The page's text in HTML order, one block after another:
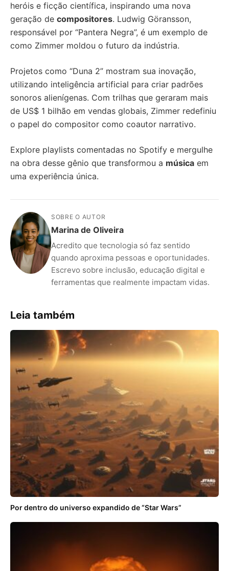
heróis e ficção científica, inspirando uma nova
geração de compositores. Ludwig Göransson,
responsável por “Pantera Negra”, é um exemplo de
como Zimmer moldou o futuro da indústria.
Projetos como “Duna 2” mostram sua inovação,
utilizando inteligência artificial para criar padrões
sonoros alienígenas. Com trilhas que geraram mais
de US$ 1 bilhão em vendas globais, Zimmer redefiniu
o papel do compositor como coautor narrativo.
Explore playlists comentadas no Spotify e mergulhe
na obra desse gênio que transformou a música em
uma experiência única.
SOBRE O AUTOR
Marina de Oliveira
Acredito que tecnologia só faz sentido
quando aproxima pessoas e oportunidades.
Escrevo sobre inclusão, educação digital e
ferramentas que realmente impactam vidas.
Leia também
Por dentro do universo expandido de “Star Wars”